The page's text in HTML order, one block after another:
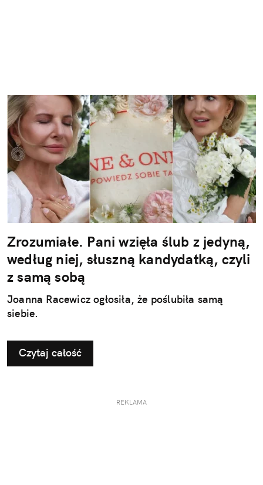
Zrozumiałe. Pani wzięła ślub z jedyną,
według niej, słuszną kandydatką, czyli
z samą sobą
Joanna Racewicz ogłosiła, że poślubiła samą
siebie.
Czytaj całość
REKLAMA